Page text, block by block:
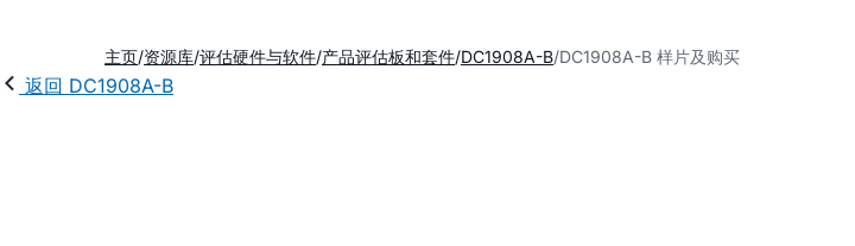
主页 资源库 评估硬件与软件 产品评估板和套件 DC1908A-B DC1908A-B 样片及购买
返回 DC1908A-B